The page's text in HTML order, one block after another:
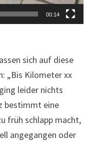
00:14
sich auf diese
„Bis Kilometer xx
leider nichts
bestimmt eine
früh schlapp macht,
angegangen oder